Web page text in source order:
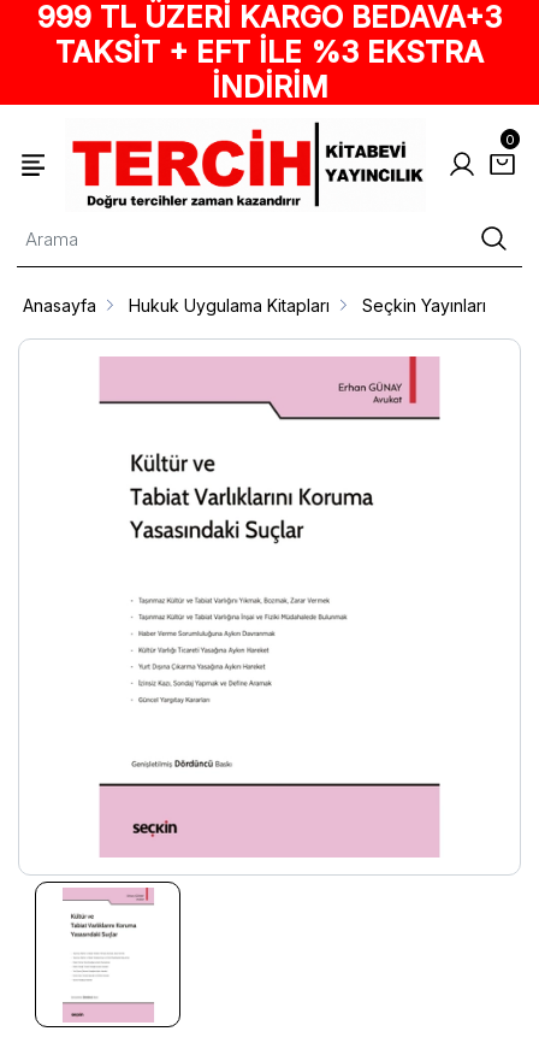
999 TL ÜZERİ KARGO BEDAVA+3
TAKSİT + EFT İLE %3 EKSTRA
İNDİRİM
0
Anasayfa Hukuk Uygulama Kitapları Seçkin Yayınları